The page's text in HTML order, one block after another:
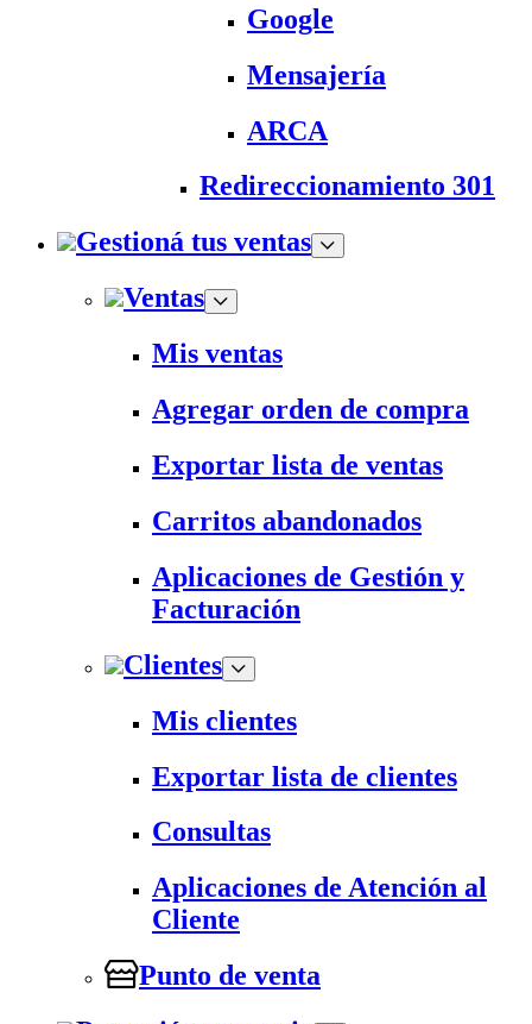
Google
Mensajería
ARCA
Redireccionamiento 301
Gestioná tus ventas
Ventas
Mis ventas
Agregar orden de compra
Exportar lista de ventas
Carritos abandonados
Aplicaciones de Gestión y
Facturación
Clientes
Mis clientes
Exportar lista de clientes
Consultas
Aplicaciones de Atención al
Cliente
Punto de venta